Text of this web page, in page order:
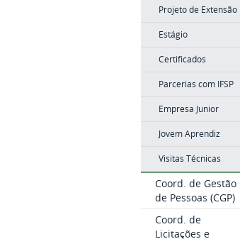
Projeto de Extensão
Estágio
Certificados
Parcerias com IFSP
Empresa Junior
Jovem Aprendiz
Visitas Técnicas
Coord. de Gestão
de Pessoas (CGP)
Coord. de
Licitações e